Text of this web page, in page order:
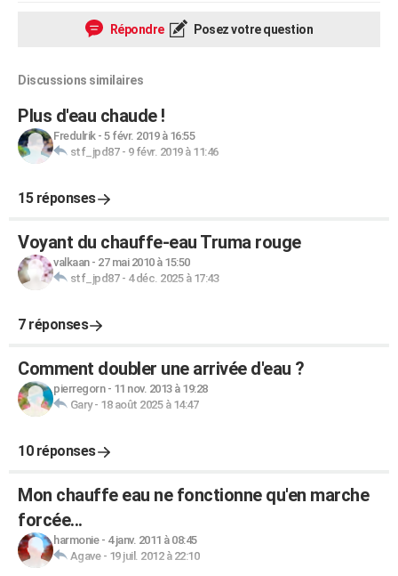
Répondre Posez votre question
Discussions similaires
Plus d'eau chaude !
Fredulrik- 5 févr. 2019 à 16:55
stf_jpd87- 9 févr. 2019 à 11:46
15 réponses
Voyant du chauffe-eau Truma rouge
valkaan- 27 mai 2010 à 15:50
stf_jpd87- 4 déc. 2025 à 17:43
7 réponses
Comment doubler une arrivée d'eau ?
pierregorn- 11 nov. 2013 à 19:28
Gary- 18 août 2025 à 14:47
10 réponses
Mon chauffe eau ne fonctionne qu'en marche
forcée...
harmonie- 4 janv. 2011 à 08:45
Agave- 19 juil. 2012 à 22:10